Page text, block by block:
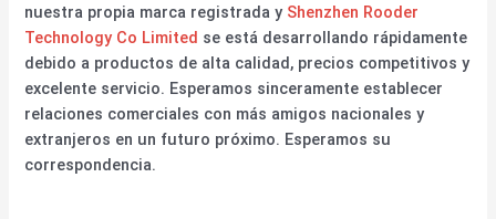
nuestra propia marca registrada y Shenzhen Rooder
Technology Co Limited se está desarrollando rápidamente
debido a productos de alta calidad, precios competitivos y
excelente servicio. Esperamos sinceramente establecer
relaciones comerciales con más amigos nacionales y
extranjeros en un futuro próximo. Esperamos su
correspondencia.